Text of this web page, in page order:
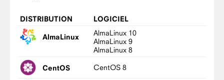
DISTRIBUTION LOGICIEL
AlmaLinux
AlmaLinux 10
AlmaLinux 9
AlmaLinux 8
CentOS CentOS 8